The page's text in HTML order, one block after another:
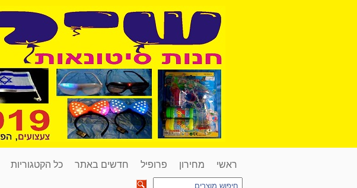
ראשי מחירון פרופיל חדשים באתר כל הקטגוריות